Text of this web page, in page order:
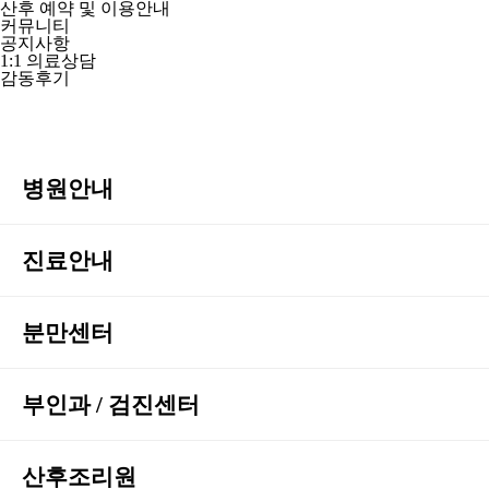
산후 예약 및 이용안내
커뮤니티
공지사항
1:1 의료상담
감동후기
병원안내
진료안내
분만센터
부인과 / 검진센터
산후조리원